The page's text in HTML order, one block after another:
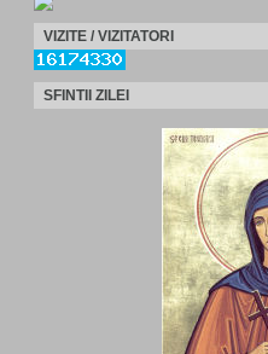
VIZITE / VIZITATORI
SFINTII ZILEI